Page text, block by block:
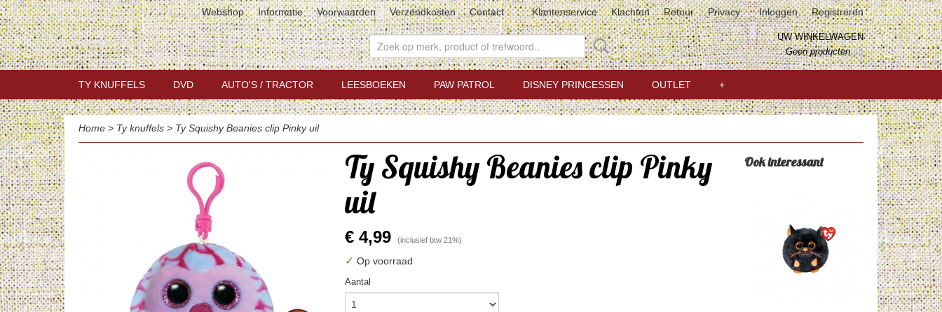
Webshop Informatie Voorwaarden Verzendkosten Contact Klantenservice Klachten Retour Privacy Inloggen Registreren
UW WINKELWAGEN
Geen producten(0)
TY KNUFFELS DVD AUTO'S / TRACTOR LEESBOEKEN PAW PATROL DISNEY PRINCESSEN OUTLET +
Home > Ty knuffels > Ty Squishy Beanies clip Pinky uil
Ty Squishy Beanies clip Pinky
uil
€ 4,99 (inclusief btw 21%)
✓ Op voorraad
Aantal
Ook interessant